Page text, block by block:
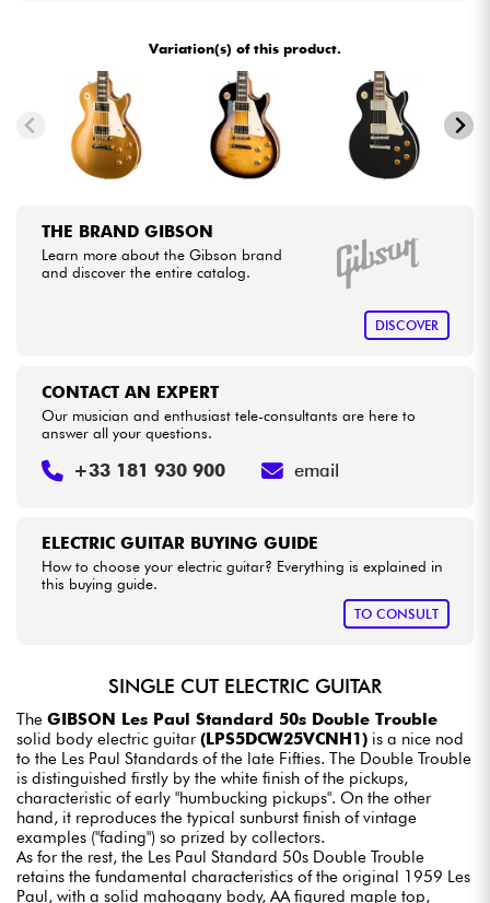
Variation(s) of this product.
THE BRAND GIBSON
Learn more about the Gibson brand
and discover the entire catalog.
DISCOVER
ELECTRIC GUITAR BUYING GUIDE
How to choose your electric guitar? Everything is explained in
this buying guide.
TO CONSULT
CONTACT AN EXPERT
Our musician and enthusiast tele-consultants are here to
answer all your questions.
+33 181 930 900 email
SINGLE CUT ELECTRIC GUITAR
The GIBSON Les Paul Standard 50s Double Trouble
solid body electric guitar (LPS5DCW25VCNH1) is a nice nod
to the Les Paul Standards of the late Fifties. The Double Trouble
is distinguished firstly by the white finish of the pickups,
characteristic of early "humbucking pickups". On the other
hand, it reproduces the typical sunburst finish of vintage
examples ("fading") so prized by collectors.
As for the rest, the Les Paul Standard 50s Double Trouble
retains the fundamental characteristics of the original 1959 Les
Paul, with a solid mahogany body, AA figured maple top,